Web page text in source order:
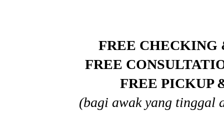
FREE CHECKING
FREE
FREE PICKUP
(bagi awak yang tinggal